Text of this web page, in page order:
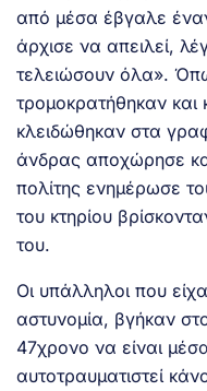
από μέσα έβγαλε
άρχισε να απειλεί,
τελειώσουν όλα».
τρομοκρατήθηκαν και
κλειδώθηκαν στα
άνδρας αποχώρησε
πολίτης ενημέρωσε
του κτηρίου
του.
Οι υπάλληλοι που
αστυνομία, βγήκαν
47χρονο να είναι
αυτοτραυματιστεί